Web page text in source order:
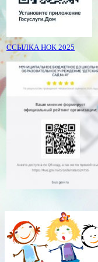
ССЫЛКА НОК 2025